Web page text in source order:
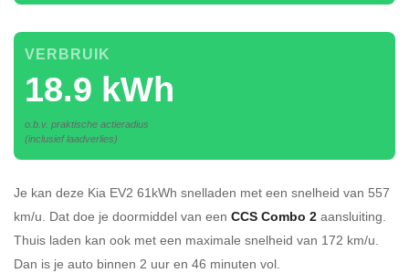
18.9 kWh
VERBRUIK
o.b.v. praktische actieradius
(inclusief laadverlies)
Je kan deze Kia EV2 61kWh snelladen met een snelheid van 557
km/u. Dat doe je doormiddel van een CCS Combo 2 aansluiting.
Thuis laden kan ook met een maximale snelheid van 172 km/u.
Dan is je auto binnen 2 uur en 46 minuten vol.